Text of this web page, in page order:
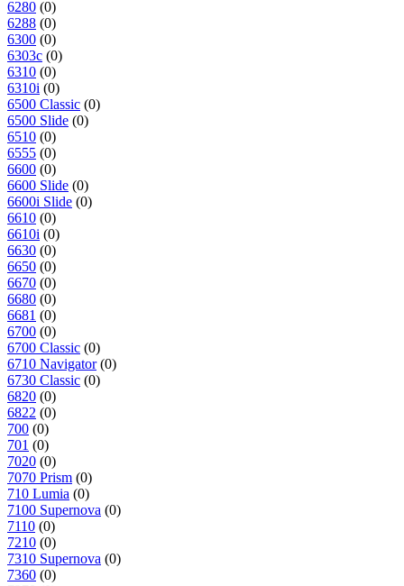
6280 (0)
6288 (0)
6300 (0)
6303c (0)
6310 (0)
6310i (0)
6500 Classic (0)
6500 Slide (0)
6510 (0)
6555 (0)
6600 (0)
6600 Slide (0)
6600i Slide (0)
6610 (0)
6610i (0)
6630 (0)
6650 (0)
6670 (0)
6680 (0)
6681 (0)
6700 (0)
6700 Classic (0)
6710 Navigator(0)
6730 Classic (0)
6820 (0)
6822 (0)
700 (0)
701 (0)
7020 (0)
7070 Prism (0)
710 Lumia (0)
7100 Supernova (0)
7110 (0)
7210 (0)
7310 Supernova (0)
7360 (0)